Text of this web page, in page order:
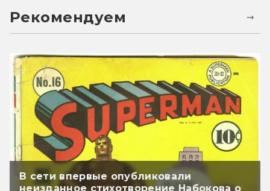
Рекомендуем
В сети впервые опубликовали
неизданное стихотворение Набокова о